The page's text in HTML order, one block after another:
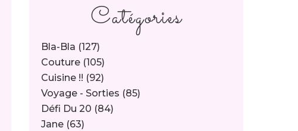
Catégories
Bla-Bla (127)
Couture (105)
Cuisine !! (92)
Voyage - Sorties (85)
Défi Du 20 (84)
Jane (63)